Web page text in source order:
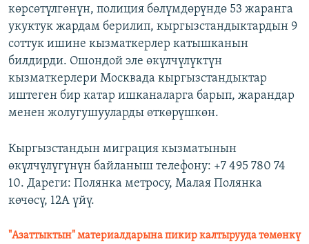
көрсөтүлгөнүн, полиция бөлүмдөрүндө 53 жаранга
укуктук жардам берилип, кыргызстандыктардын 9
соттук ишине кызматкерлер катышканын
билдирди. Ошондой эле өкүлчүлүктүн
кызматкерлери Москвада кыргызстандыктар
иштеген бир катар ишканаларга барып, жарандар
менен жолугушууларды өткөрүшкөн.
Кыргызстандын миграция кызматынын
өкүлчүлүгүнүн байланыш телефону: +7 495 780 74
10. Дареги: Полянка метросу, Малая Полянка
көчөсү, 12А үйү.
"Азаттыктын" материалдарына пикир калтырууда төмөнкү